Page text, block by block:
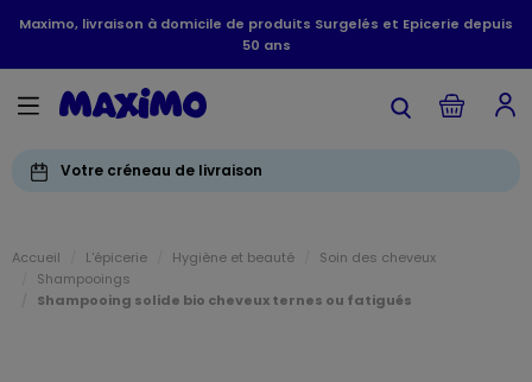
Maximo, livraison à domicile de produits Surgelés et Epicerie depuis
50 ans
Votre créneau de livraison
Accueil L'épicerie Hygiène et beauté
Soin des cheveux
Shampooings
Shampooing solide bio cheveux ternes ou fatigués